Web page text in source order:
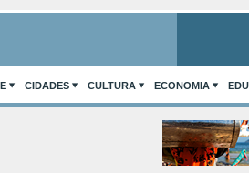
CIDADES CULTURA ECONOMIA